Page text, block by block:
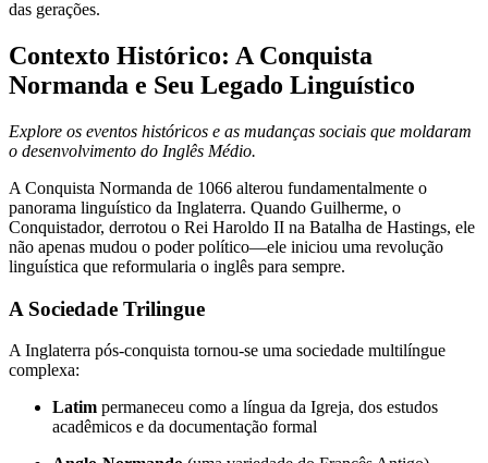
das gerações.
Contexto Histórico: A Conquista
Normanda e Seu Legado Linguístico
Explore os eventos históricos e as mudanças sociais que moldaram
o desenvolvimento do Inglês Médio.
A Conquista Normanda de 1066 alterou fundamentalmente o
panorama linguístico da Inglaterra. Quando Guilherme, o
Conquistador, derrotou o Rei Haroldo II na Batalha de Hastings, ele
não apenas mudou o poder político—ele iniciou uma revolução
linguística que reformularia o inglês para sempre.
A Sociedade Trilingue
A Inglaterra pós-conquista tornou-se uma sociedade multilíngue
complexa:
Latim permaneceu como a língua da Igreja, dos estudos
acadêmicos e da documentação formal